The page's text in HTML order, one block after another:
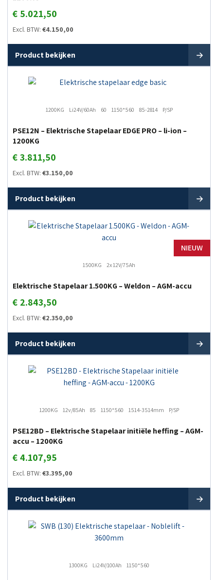
€ 5.021,50
Excl. BTW: €4.150,00
Product bekijken
1200KG Li24V/60Ah 60 1150*560 85-2814 P/SP
PSE12N – Elektrische Stapelaar EDGE PRO – li-ion –
1200KG
€3.811,50
Excl. BTW: €3.150,00
Product bekijken
NIEUW
1500KG 2x 12V/75Ah
Elektrische Stapelaar 1.500KG – Weldon – AGM-accu
€ 2.843,50
Excl. BTW: €2.350,00
Product bekijken
1200KG 12v/85Ah 85 1150*560 1514-3514mm P/SP
PSE12BD – Elektrische Stapelaar initiële heffing – AGM-
accu – 1200KG
€4.107,95
Excl. BTW: €3.395,00
Product bekijken
1300KG Li24V/100Ah 1150*560